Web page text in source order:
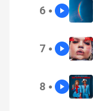
6 ●
7 ●
8 ●